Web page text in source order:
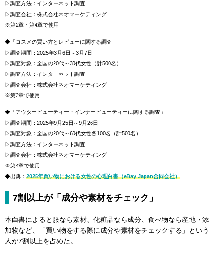
▷調査方法：インターネット調査
▷調査会社：株式会社ネオマーケティング
※第2章・第4章で使用
◆「コスメの買い方とレビューに関する調査」
▷調査期間：2025年3月6日～3月7日
▷調査対象：全国の20代～30代女性（計500名）
▷調査方法：インターネット調査
▷調査会社：株式会社ネオマーケティング
※第3章で使用
◆「アウタービューティー・インナービューティーに関する調査」
▷調査期間：2025年9月25日～9月26日
▷調査対象：全国の20代～60代女性各100名（計500名）
▷調査方法：インターネット調査
▷調査会社：株式会社ネオマーケティング
※第4章で使用
◆出典： 2025年買い物における女性の心理白書（eBay Japan合同会社）
7割以上が「成分や素材をチェック」
本白書によると服なら素材、化粧品なら成分、食べ物なら産地・添
加物など、「買い物をする際に成分や素材をチェックする」という
人が7割以上を占めた。